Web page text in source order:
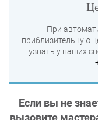
При
приблизительную
узнать у наших
Если вы не
вызовите